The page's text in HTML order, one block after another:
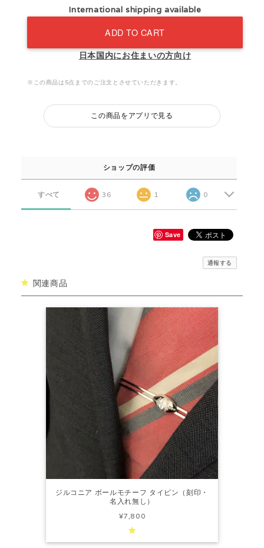
International shipping available
ADD TO CART
日本国内にお住まいの方向け
※この商品は5点までのご注文とさせていただきます。
この商品をアプリで見る
ショップの評価
すべて 36 1 0
Save
通報する
関連商品
ジルコニア ボールモチーフ タイピン（刻印・
名入れ無し）
¥7,800